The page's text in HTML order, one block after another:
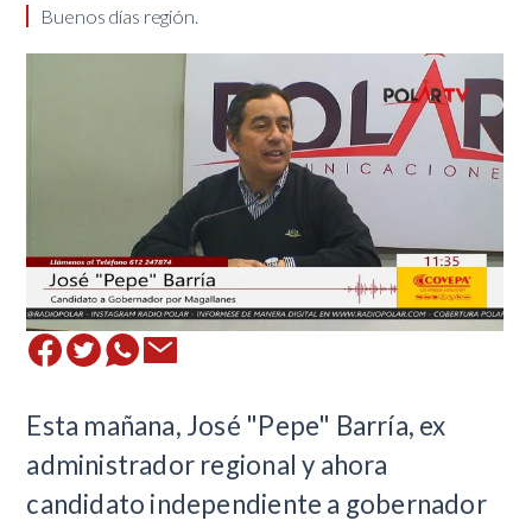
Buenos días región.
Esta mañana, José "Pepe" Barría, ex
administrador regional y ahora
candidato independiente a gobernador